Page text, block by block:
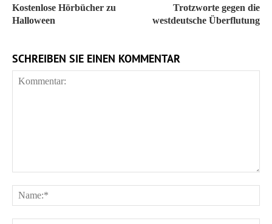
Kostenlose Hörbücher zu
Halloween
Trotzworte gegen die
westdeutsche Überflutung
SCHREIBEN SIE EINEN KOMMENTAR